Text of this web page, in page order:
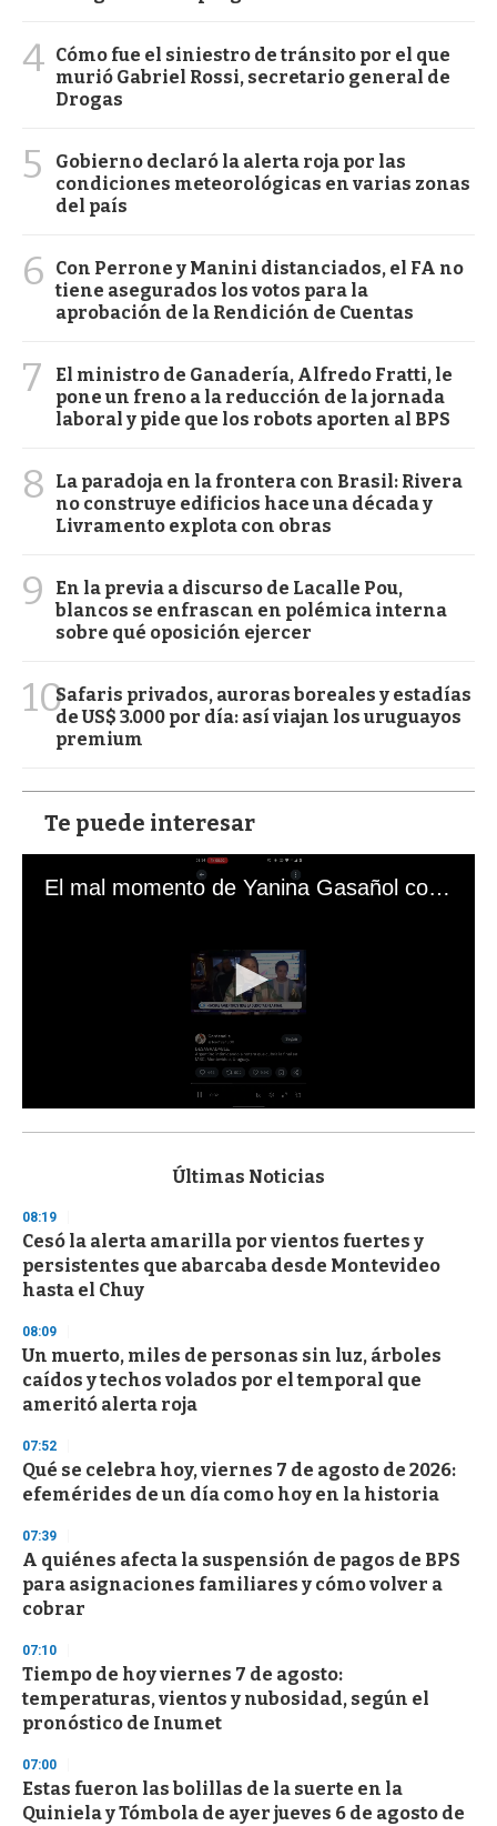
4 Cómo fue el siniestro de tránsito por el que
murió Gabriel Rossi, secretario general de
Drogas
5
Gobierno declaró la alerta roja por las
condiciones meteorológicas en varias zonas
del país
6
Con Perrone y Manini distanciados, el FA no
tiene asegurados los votos para la
aprobación de la Rendición de Cuentas
7
El ministro de Ganadería, Alfredo Fratti, le
pone un freno a la reducción de la jornada
laboral y pide que los robots aporten al BPS
8
La paradoja en la frontera con Brasil: Rivera
no construye edificios hace una década y
Livramento explota con obras
9
En la previa a discurso de Lacalle Pou,
blancos se enfrascan en polémica interna
sobre qué oposición ejercer
10Safaris privados, auroras boreales y estadías
de US$ 3.000 por día: así viajan los uruguayos
premium
Te puede interesar
El mal momento de Yanina Gasañol con un hincha argentino en "Subrayado"
s
d
s
o
f
3
s
e
c
o
n
Últimas Noticias
08:19
Cesó la alerta amarilla por vientos fuertes y
persistentes que abarcaba desde Montevideo
hasta el Chuy
08:09
Un muerto, miles de personas sin luz, árboles
caídos y techos volados por el temporal que
ameritó alerta roja
07:52
Qué se celebra hoy, viernes 7 de agosto de 2026:
efemérides de un día como hoy en la historia
07:39
A quiénes afecta la suspensión de pagos de BPS
para asignaciones familiares y cómo volver a
cobrar
07:10
Tiempo de hoy viernes 7 de agosto:
temperaturas, vientos y nubosidad, según el
pronóstico de Inumet
07:00
Estas fueron las bolillas de la suerte en la
Quiniela y Tómbola de ayer jueves 6 de agosto de